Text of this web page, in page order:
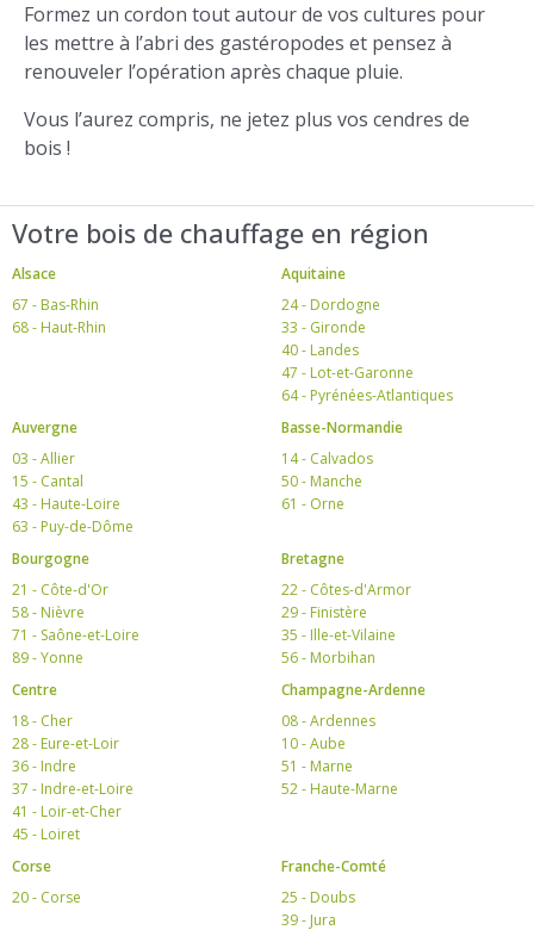
Formez un cordon tout autour de vos cultures pour
les mettre à l’abri des gastéropodes et pensez à
renouveler l’opération après chaque pluie.
Vous l’aurez compris, ne jetez plus vos cendres de
bois !
Votre bois de chauffage en région
Alsace
67 - Bas-Rhin
68 - Haut-Rhin
Aquitaine
24 - Dordogne
33 - Gironde
40 - Landes
47 - Lot-et-Garonne
64 - Pyrénées-Atlantiques
Auvergne
03 - Allier
15 - Cantal
43 - Haute-Loire
63 - Puy-de-Dôme
Basse-Normandie
14 - Calvados
50 - Manche
61 - Orne
Bourgogne
21 - Côte-d'Or
58 - Nièvre
71 - Saône-et-Loire
89 - Yonne
Bretagne
22 - Côtes-d'Armor
29 - Finistère
35 - Ille-et-Vilaine
56 - Morbihan
Centre
18 - Cher
28 - Eure-et-Loir
36 - Indre
37 - Indre-et-Loire
41 - Loir-et-Cher
45 - Loiret
Champagne-Ardenne
08 - Ardennes
10 - Aube
51 - Marne
52 - Haute-Marne
Corse
20 - Corse
Franche-Comté
25 - Doubs
39 - Jura